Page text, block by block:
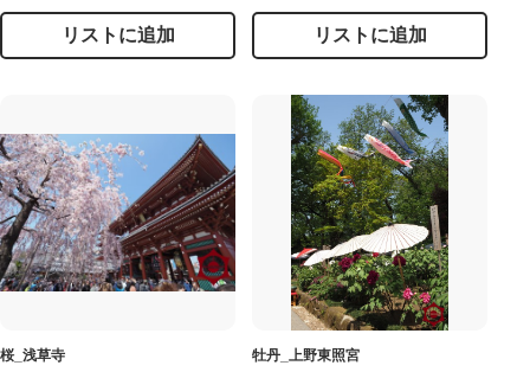
リストに追加 リストに追加
桜_浅草寺 牡丹_上野東照宮